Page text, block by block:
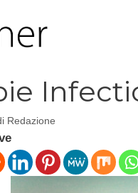
Redazione